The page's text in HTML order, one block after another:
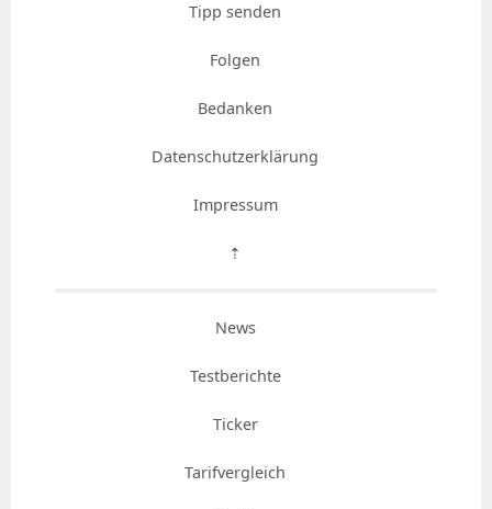
Tipp senden
Folgen
Bedanken
Datenschutzerklärung
Impressum
⇡
News
Testberichte
Ticker
Tarifvergleich